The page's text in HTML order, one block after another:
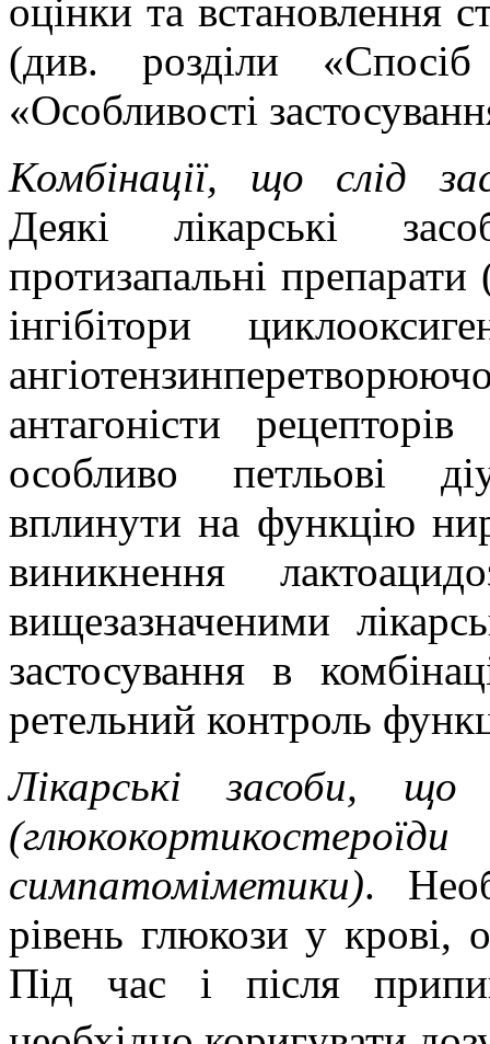
оцінки та встановлення
(див. розділи
«Особливості
Комбінації, що слід
Деякі лікарські
протизапальні
інгібітори
антагоністи
особливо петльові
вплинути на функцію
виникнення
вищезазначеними
застосування в
ретельний контроль
Лікарські засоби, що
симпатоміметики).
рівень глюкози у крові,
Під час і після